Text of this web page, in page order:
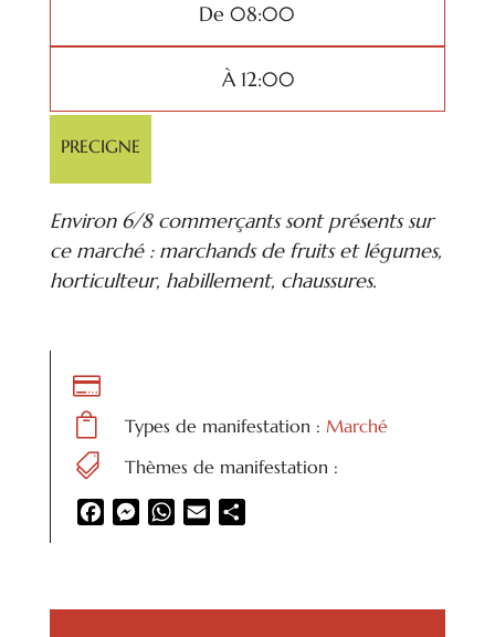
De 08:00
À 12:00
PRECIGNE
Environ 6/8 commerçants sont présents sur
ce marché : marchands de fruits et légumes,
horticulteur, habillement, chaussures.


Types de manifestation : Marché
 Thèmes de manifestation :
FacebookMessenger
WhatsApp
Email